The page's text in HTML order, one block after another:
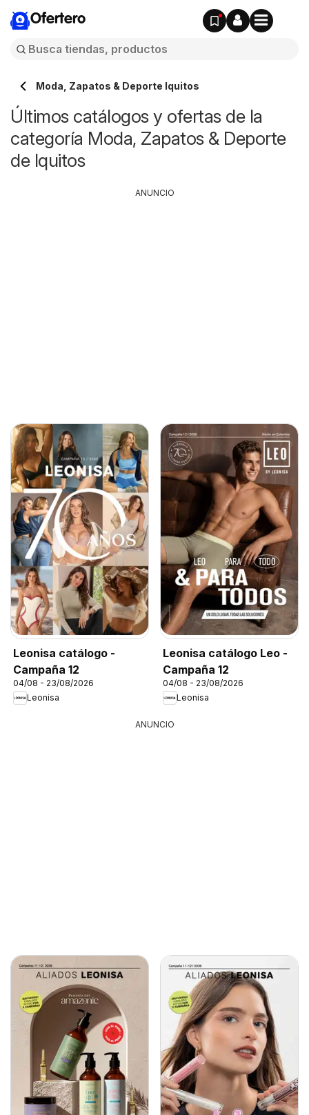
Ofertero
Moda, Zapatos & Deporte Iquitos
Últimos catálogos y ofertas de la
categoría Moda, Zapatos & Deporte
de Iquitos
Leonisa catálogo -
Campaña 12
04/08 - 23/08/2026
Leonisa
Leonisa catálogo Leo -
Campaña 12
04/08 - 23/08/2026
Leonisa
ANUNCIO
ANUNCIO